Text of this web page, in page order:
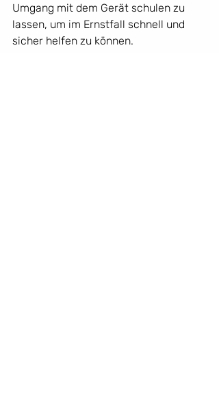
Umgang mit dem Gerät schulen zu
lassen, um im Ernstfall schnell und
sicher helfen zu können.